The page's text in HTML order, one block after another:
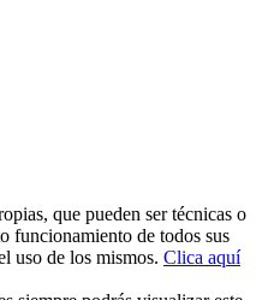
que pueden ser técnicas o
funcionamiento de todos sus
uso de los mismos. Clica aquí